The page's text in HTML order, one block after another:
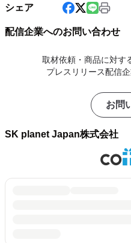
シェア
配信企業へのお問い合わせ
取材依頼・商品に対す
プレスリリース配信
お問
SK planet Japan株式会社